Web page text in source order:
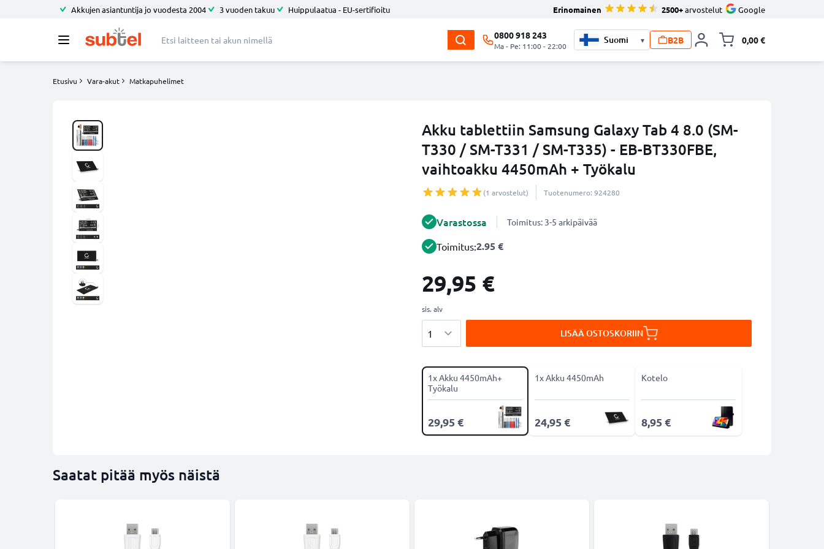
Akkujen asiantuntija jo vuodesta 2004 3 vuoden takuu Huippulaatua - EU-sertifioitu Erinomainen 2500+arvostelut Google
0800 918 243
Ma - Pe: 11:00 - 22:00
▾ B2B 0,00 €
Etusivu Vara-akut Matkapuhelimet
Akku tablettiin Samsung Galaxy Tab 4 8.0 (SM-
T330 / SM-T331 / SM-T335) - EB-BT330FBE,
vaihtoakku 4450mAh + Työkalu
(1 arvostelut) Tuotenumero: 924280
Varastossa Toimitus: 3-5 arkipäivää
Toimitus:2.95 €
29,95 €
sis. alv
LISÄÄ OSTOSKORIIN
1x Akku 4450mAh+
Työkalu
29,95 €
1x Akku 4450mAh
24,95 €
Kotelo
8,95 €
Saatat pitää myös näistä